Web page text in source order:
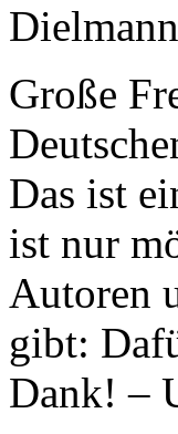
Große
Das ist
ist nur
Autoren
gibt:
Dank! –